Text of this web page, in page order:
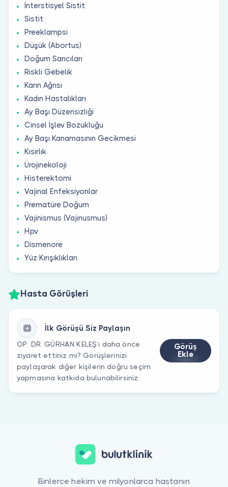
İnterstisyel Sistit
Sistit
Preeklampsi
Düşük (Abortus)
Doğum Sancıları
Riskli Gebelik
Karın Ağrısı
Kadın Hastalıkları
Ay Başı Düzensizliği
Cinsel İşlev Bozukluğu
Ay Başı Kanamasının Gecikmesi
Kısırlık
Ürojinekoloji
Histerektomi
Vajinal Enfeksiyonlar
Prematüre Doğum
Vajinismus (Vajinusmus)
Hpv
Dismenore
Yüz Kırışıklıkları
Hasta Görüşleri
İlk Görüşü Siz Paylaşın
OP. DR. GÜRHAN KELEŞ’ı daha önce
ziyaret ettiniz mi? Görüşlerinizi
paylaşarak diğer kişilerin doğru seçim
yapmasına katkıda bulunabilirsiniz.
Görüş
Ekle
Binlerce hekim ve milyonlarca hastanın